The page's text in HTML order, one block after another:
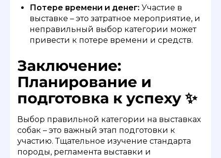
Потере времени и денег: Участие в
выставке – это затратное мероприятие, и
неправильный выбор категории может
привести к потере времени и средств.
Заключение:
Планирование и
подготовка к успеху ✨
Выбор правильной категории на выставках
собак – это важный этап подготовки к
участию. Тщательное изучение стандарта
породы, регламента выставки и